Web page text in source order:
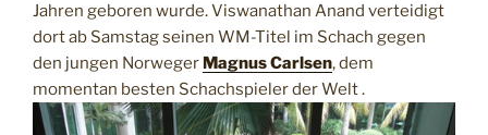
Jahren geboren wurde. Viswanathan Anand verteidigt
dort ab Samstag seinen WM-Titel im Schach gegen
den jungen Norweger Magnus Carlsen, dem
momentan besten Schachspieler der Welt .